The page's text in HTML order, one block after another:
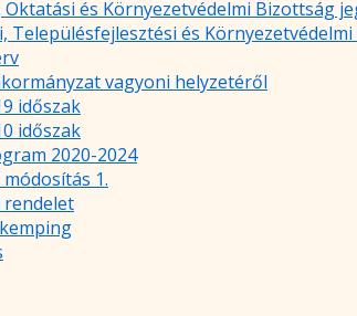
Oktatási és Környezetvédelmi Bizottság
Településfejlesztési és
vagyoni helyzetéről
időszak
időszak
2020-2024
módosítás 1.
rendelet